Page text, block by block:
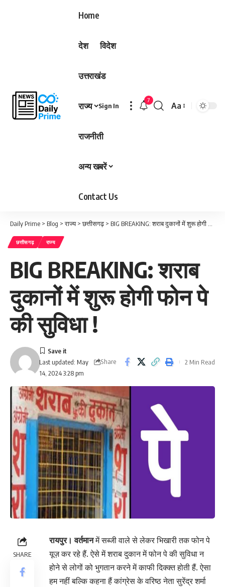
Home
देश विदेश
उत्तराखंड
राज्य
राजनीती
अन्य खबरें
Contact Us
Sign In
7
Font
Aa
Daily Prime > Blog >राज्य>छत्तीसगढ़> BIG BREAKING: शराब दुकानों में शुरू होगी फोन पे की सुविधा !
छत्तीसगढ़ राज्य
BIG BREAKING: शराब
दुकानों में शुरू होगी फोन पे
की सुविधा !
Last updated: May
14, 2024 3:28 pm
Share 2 Min Read
SHARE
रायपुर। वर्तमानमें सब्जी वाले से लेकर भिखारी तक फोन पे
यूज़ कर रहे हैं. ऐसे में शराब दुकान में फोन पे की सुविधा न
होने से लोगों को भुगतान करने में काफी दिक्क्त होती हैं. ऐसा
हम नहीं बल्कि कहना हैं कांग्रेस के वरिष्ठ नेता सुरेंद्र शर्मा